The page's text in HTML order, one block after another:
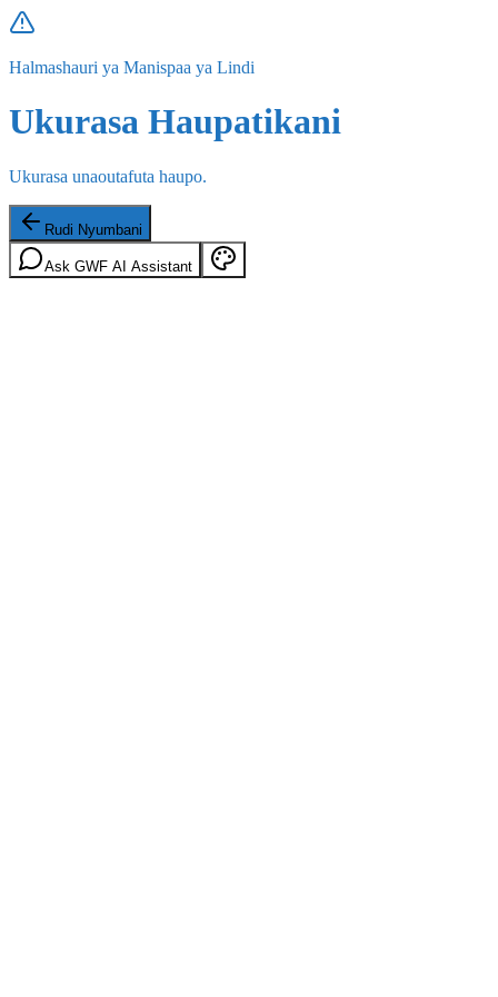
Halmashauri ya Manispaa ya Lindi
Ukurasa Haupatikani
Ukurasa unaoutafuta haupo.
Rudi Nyumbani
Ask GWF AI Assistant